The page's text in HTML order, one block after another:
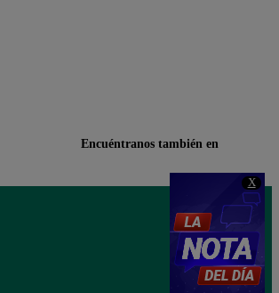
X
Encuéntranos también en